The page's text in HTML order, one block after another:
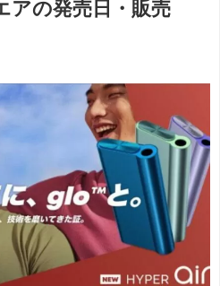
アの発売日・販売